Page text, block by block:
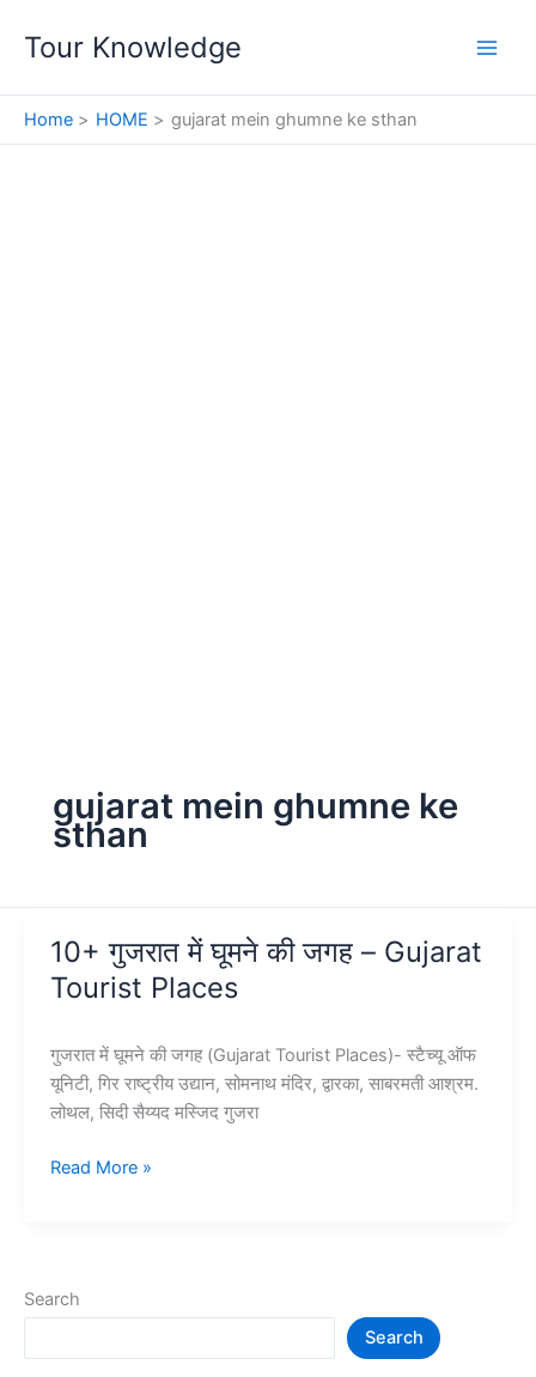
Tour Knowledge
Home HOME gujarat mein ghumne ke sthan
gujarat mein ghumne ke
sthan
10+ गुजरात में घूमने की जगह – Gujarat
Tourist Places
गुजरात में घूमने की जगह (Gujarat Tourist Places)- स्टैच्यू ऑफ
यूनिटी, गिर राष्ट्रीय उद्यान, सोमनाथ मंदिर, द्वारका, साबरमती आश्रम.
लोथल, सिदी सैय्यद मस्जिद गुजरा
10+
जगह
Read More »
Search
Search